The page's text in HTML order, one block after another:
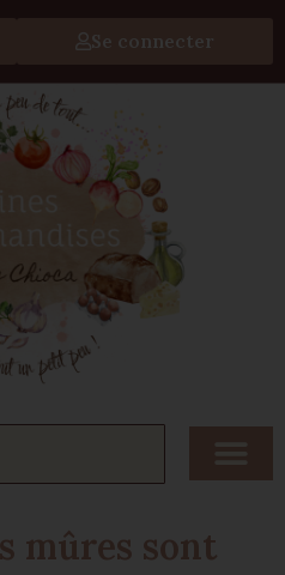
Se connecter
mûres sont